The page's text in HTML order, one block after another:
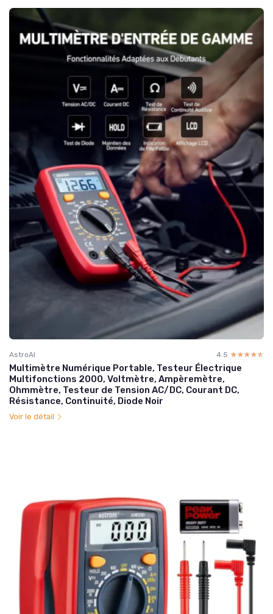
AstroAI 4.5 ☆☆☆☆☆
★★★★★
Multimètre Numérique Portable, Testeur Électrique
Multifonctions 2000, Voltmètre, Ampèremètre,
Ohmmètre, Testeur de Tension AC/DC, Courant DC,
Résistance, Continuité, Diode Noir
Voir le détail